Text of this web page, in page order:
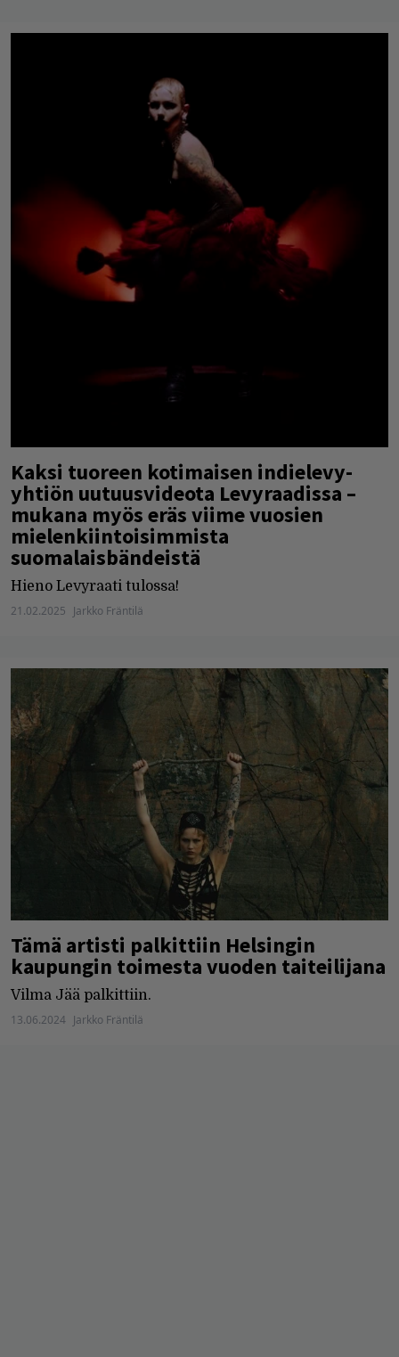
Kaksi tuoreen kotimaisen indielevy-
yhtiön uutuusvideota Levyraadissa –
mukana myös eräs viime vuosien
mielenkiintoisimmista
suomalaisbändeistä
Hieno Levyraati tulossa!
21.02.2025 Jarkko Fräntilä
Tämä artisti palkittiin Helsingin
kaupungin toimesta vuoden taiteilijana
Vilma Jää palkittiin.
13.06.2024 Jarkko Fräntilä